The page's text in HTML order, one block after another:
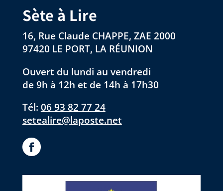
Sète à Lire
16, Rue Claude CHAPPE, ZAE 2000
97420 LE PORT, LA RÉUNION
Ouvert du lundi au vendredi
de 9h à 12h et de 14h à 17h30
Tél: 06 93 82 77 24
setealire@laposte.net